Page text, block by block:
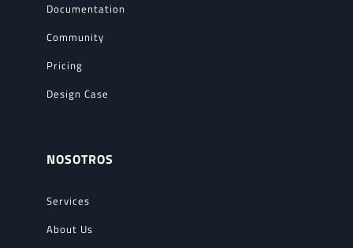
Documentation
Community
Pricing
Design Case
NOSOTROS
Services
About Us